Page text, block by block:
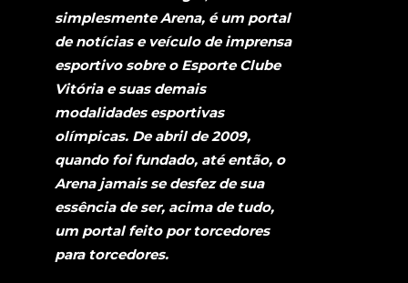
simplesmente Arena, é um portal
de notícias e veículo de imprensa
esportivo sobre o Esporte Clube
Vitória e suas demais
modalidades esportivas
olímpicas. De abril de 2009,
quando foi fundado, até então, o
Arena jamais se desfez de sua
essência de ser, acima de tudo,
um portal feito por torcedores
para torcedores.